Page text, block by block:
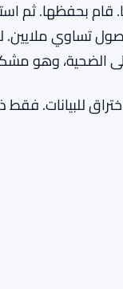
تساوي
الضحية، وهو
للبيانات. فقط